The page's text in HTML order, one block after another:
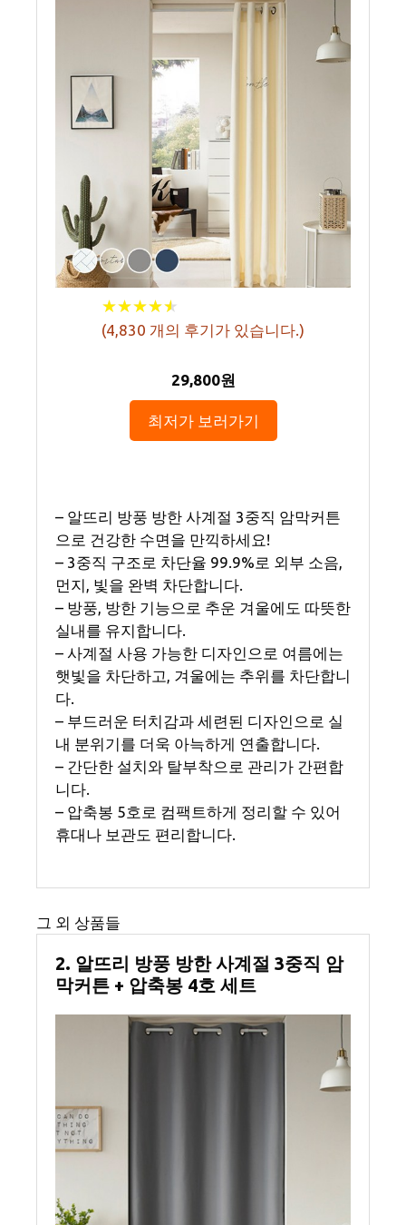
★★★★★
★★★★★
(4,830 개의 후기가 있습니다.)
29,800원
최저가 보러가기
– 알뜨리 방풍 방한 사계절 3중직 암막커튼
으로 건강한 수면을 만끽하세요!
– 3중직 구조로 차단율 99.9%로 외부 소음,
먼지, 빛을 완벽 차단합니다.
– 방풍, 방한 기능으로 추운 겨울에도 따뜻한
실내를 유지합니다.
– 사계절 사용 가능한 디자인으로 여름에는
햇빛을 차단하고, 겨울에는 추위를 차단합니
다.
– 부드러운 터치감과 세련된 디자인으로 실
내 분위기를 더욱 아늑하게 연출합니다.
– 간단한 설치와 탈부착으로 관리가 간편합
니다.
– 압축봉 5호로 컴팩트하게 정리할 수 있어
휴대나 보관도 편리합니다.
그 외 상품들
2. 알뜨리 방풍 방한 사계절 3중직 암
막커튼 + 압축봉 4호 세트